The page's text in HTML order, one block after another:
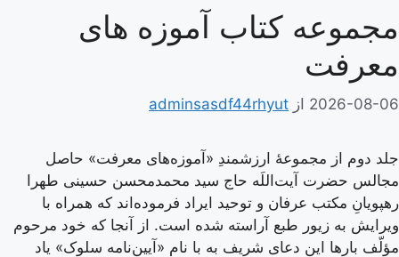
مجموعه کتاب آموزه های
معرفت
2026-08-06 از adminsasdf44rhyut
جلد دوم از مجموعۀ ارزشمندِ «آموزه‌های معرفت» حاصل
مجالس حضرت آیت‌اللَه حاج سید محمدمحسن حسینی طهرا
رهپویانِ مکتب عرفان و توحید ایراد فرموده‌اند که همراه با
ویرایش به زیور طبع آراسته شده است. از آنجا که خود مرحوم
مؤلّف بارها این دعای شریف به با نام «آیین‌نامه سلوک» یاد